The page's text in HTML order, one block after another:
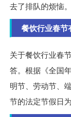
去了排队的烦恼
餐饮行业春
关于餐饮行业春
答。根据《全国
明节、劳动节、
节的法定节假日为